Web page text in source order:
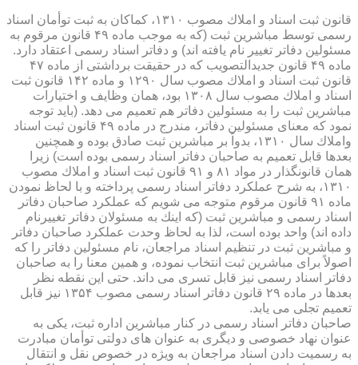
قانون ثبت اسناد و املاك مصوب ۱۳۱۰، كماكان به ثبت توأمان اسناد
رسمی توسط مباشرین ثبت (كه به موجب ماده ۴۹ قانون مرقوم به
مسئولین دفاتر تغییر نام یافته اند) و دفاتر اسناد رسمی اعتقاد دارد.
ماده ۴۹ قانون جدیدالتصویب كه در حقیقت برداشتی از ماده ۴۷
قانون ثبت اسناد و املاك مصوب سال ۱۲۹۰ و ماده ۱۴۲ قانون ثبت
اسناد و املاك مصوب سال ۱۳۰۸ بود، همان وظایف و اختیارات
مباشرین ثبت را به مسئولین دفاتر هم تعمیم می دهد. (باید توجه
نمود كه معنای مسئولین دفاتر، مندرج در ماده ۴۹ قانون ثبت اسناد
واملاك سال ۱۳۱۰، بدواً بر مباشرین ثبت صادق بوده و همچنین
بعدها قابل تعمیم به صاحبان دفاتر اسناد رسمی بوده است) زیرا
همان قانونگذار در مواد ۸۱ و ۹۱ قانون ثبت اسناد و املاك مصوب
۱۳۱۰، به شرح عملكرد دفاتر اسناد رسمی پرداخته و با لحاظ نمودن
ماده ۹۱ قانون مرقوم متوجه می شویم كه عملكرد صاحبان دفاتر
اسناد رسمی و مباشرین ثبت (كه اینك به مسئولان دفاتر تغییرنام
داده اند) واحد بوده است، لذا به لحاظ وحدت عملكرد صاحبان دفاتر
و مباشرین ثبت در تنظیم اسناد مراجعان، نام مسئولین دفاتر را كه
اصولاً برای مباشرین ثبت انتخاب نموده، و همین معنا را به صاحبان
دفاتر اسناد رسمی نیز قابل تسری می داند. حتی این نقطه نظر
بعدها در ماده ۲۹ قانون دفاتر اسناد رسمی مصوب ۱۳۵۴ نیز قابل
تعمیم تجلی می یابد.
صاحبان دفاتر اسناد رسمی در كنار مباشرین اداره ثبت، یكی به
عنوان نهاد خصوصی و دیگری به عنوان های دولتی توأمان مبادرت
به رسمیت دادن اسناد مراجعان به ویژه در خصوص نقل و انتقال